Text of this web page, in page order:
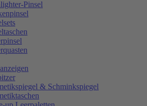
Pinsel
& Schminkspiegel